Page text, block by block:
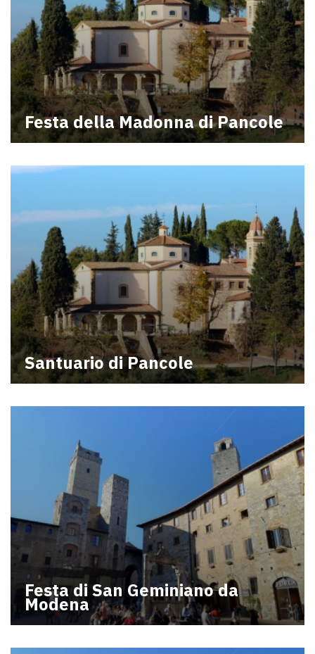
Festa della Madonna di Pancole
Santuario di Pancole
Festa di San Geminiano da
Modena